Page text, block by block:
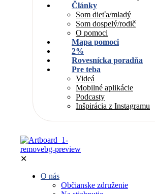
Články
Som dieťa/mladý
Som dospelý/rodič
O pomoci
Mapa pomoci
2%
Rovesnícka poradňa
Pre teba
Videá
Mobilné aplikácie
Podcasty
Inšpirácia z Instagramu
✕
O nás
Občianske združenie